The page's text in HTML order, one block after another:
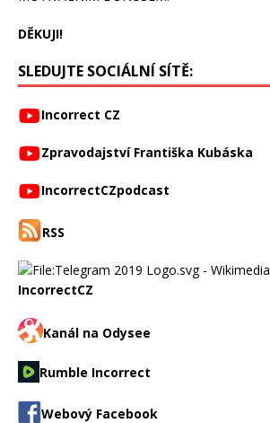
DĚKUJI!
SLEDUJTE SOCIÁLNÍ SÍTĚ:
Incorrect CZ
Zpravodajství Františka Kubáska
IncorrectCZpodcast
RSS
IncorrectCZ
Kanál na Odysee
Rumble Incorrect
Webový Facebook